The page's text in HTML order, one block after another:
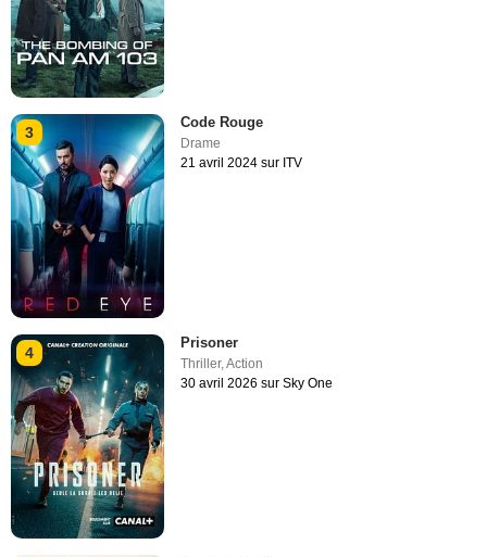
3
Code Rouge
Drame
21 avril 2024 sur ITV
4
Prisoner
Thriller,Action
30 avril 2026 sur Sky One